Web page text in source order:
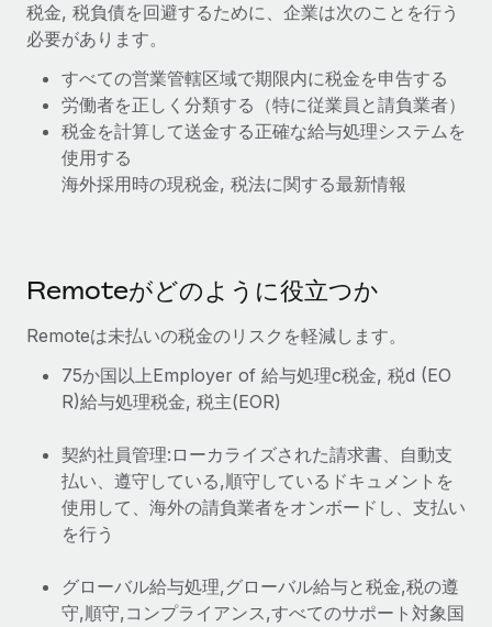
福利厚生
詳細を見る
ブログ
Remoteの製品アップデート：GustoとXeroの統合お
よびContractor Management Plus（契約社員管理
プラス）
Remoteの使命は、世界のどこにいても、あらゆる規模の企業が
詳細を見る
給与詐欺：種類、事例、ビジネスを守る方法
給与, 賃金は詐欺の特に魅力的な標的です。多額の資金がシステ
を保護することは極めて重要です。...
詳細を見る
税金, 税負債を回避するために、企業は次のことを行う
必要があります。
すべての営業管轄区域で期限内に税金を申告する
労働者を正しく分類する（特に従業員と請負業者）
税金を計算して送金する正確な給与処理システムを
使用する
海外採用時の現税金, 税法に関する最新情報
Remoteがどのように役立つか
Remoteは未払いの税金のリスクを軽減します。
75か国以上Employer of 給与処理c税金, 税d (EO
R)給与処理税金, 税主(EOR)
契約社員管理:ローカライズされた請求書、自動支
払い、遵守している,順守しているドキュメントを
使用して、海外の請負業者をオンボードし、支払い
を行う
グローバル給与処理,グローバル給与と税金,税の遵
守,順守,コンプライアンス,すべてのサポート対象国